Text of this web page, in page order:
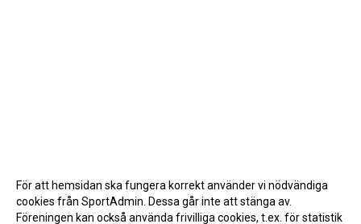
För att hemsidan ska fungera korrekt använder vi nödvändiga
cookies från SportAdmin. Dessa går inte att stänga av.
Föreningen kan också använda frivilliga cookies, t.ex. för statistik